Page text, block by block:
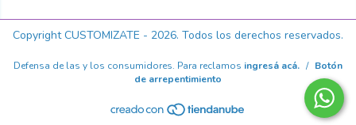
Copyright CUSTOMIZATE - 2026. Todos los derechos reservados.
Defensa de las y los consumidores. Para reclamos ingresá acá. / Botón
de arrepentimiento